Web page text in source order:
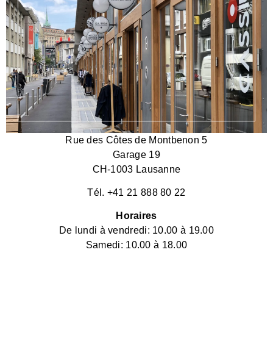
Rue des Côtes de Montbenon 5
Garage 19
CH-1003 Lausanne
Tél. +41 21 888 80 22
Horaires
De lundi à vendredi: 10.00 à 19.00
Samedi: 10.00 à 18.00